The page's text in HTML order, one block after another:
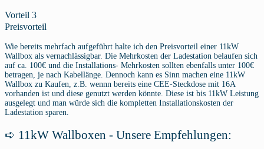
Vorteil 3
Preisvorteil
Wie bereits mehrfach aufgeführt halte ich den Preisvorteil einer 11kW
Wallbox als vernachlässigbar. Die Mehrkosten der Ladestation belaufen sich
auf ca. 100€ und die Installations- Mehrkosten sollten ebenfalls unter 100€
betragen, je nach Kabellänge. Dennoch kann es Sinn machen eine 11kW
Wallbox zu Kaufen, z.B. wennn bereits eine CEE-Steckdose mit 16A
vorhanden ist und diese genutzt werden könnte. Diese ist bis 11kW Leistung
ausgelegt und man würde sich die kompletten Installationskosten der
Ladestation sparen.
➪ 11kW Wallboxen - Unsere Empfehlungen: